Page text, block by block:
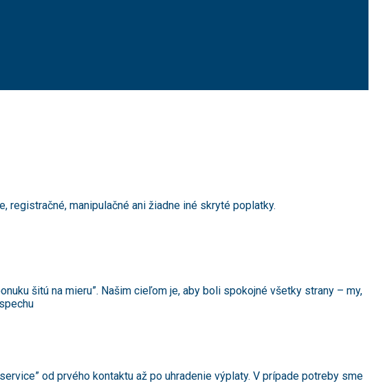
registračné, manipulačné ani žiadne iné skryté poplatky.
šitú na mieru”. Našim cieľom je, aby boli spokojné všetky strany – my,
od prvého kontaktu až po uhradenie výplaty. V prípade potreby sme